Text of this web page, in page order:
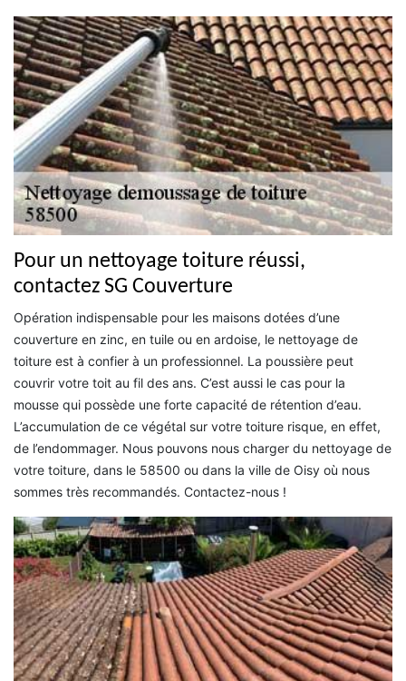
Pour un nettoyage toiture réussi,
contactez SG Couverture
Opération indispensable pour les maisons dotées d’une
couverture en zinc, en tuile ou en ardoise, le nettoyage de
toiture est à confier à un professionnel. La poussière peut
couvrir votre toit au fil des ans. C’est aussi le cas pour la
mousse qui possède une forte capacité de rétention d’eau.
L’accumulation de ce végétal sur votre toiture risque, en effet,
de l’endommager. Nous pouvons nous charger du nettoyage de
votre toiture, dans le 58500 ou dans la ville de Oisy où nous
sommes très recommandés. Contactez-nous !